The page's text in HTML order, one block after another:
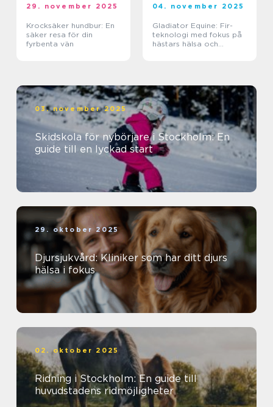
29. november 2025
Krocksäker hundbur: En
säker resa för din
fyrbenta vän
04. november 2025
Gladiator Equine: Fir-
teknologi med fokus på
hästars hälsa och
03. november 2025
Skidskola för nybörjare i Stockholm: En
guide till en lyckad start
29. oktober 2025
Djursjukvård: Kliniker som har ditt djurs
hälsa i fokus
02. oktober 2025
Ridning i Stockholm: En guide till
huvudstadens ridmöjligheter